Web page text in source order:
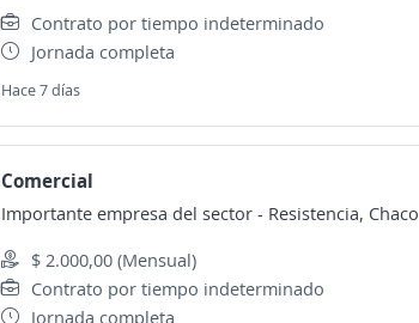
Contrato por tiempo indeterminado
Jornada completa
Hace 7 días
Comercial
Importante empresa del sector - Resistencia, Chaco
$ 2.000,00 (Mensual)
Contrato por tiempo indeterminado
Jornada completa